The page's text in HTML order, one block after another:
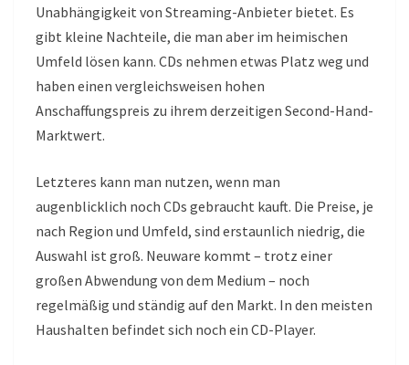
Unabhängigkeit von Streaming-Anbieter bietet. Es
gibt kleine Nachteile, die man aber im heimischen
Umfeld lösen kann. CDs nehmen etwas Platz weg und
haben einen vergleichsweisen hohen
Anschaffungspreis zu ihrem derzeitigen Second-Hand-
Marktwert.
Letzteres kann man nutzen, wenn man
augenblicklich noch CDs gebraucht kauft. Die Preise, je
nach Region und Umfeld, sind erstaunlich niedrig, die
Auswahl ist groß. Neuware kommt – trotz einer
großen Abwendung von dem Medium – noch
regelmäßig und ständig auf den Markt. In den meisten
Haushalten befindet sich noch ein CD-Player.